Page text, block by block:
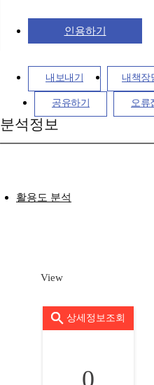
인용하기
내보내기 내책장
공유하기 오류
분석정보
활용도 분석
View
상세정보조회